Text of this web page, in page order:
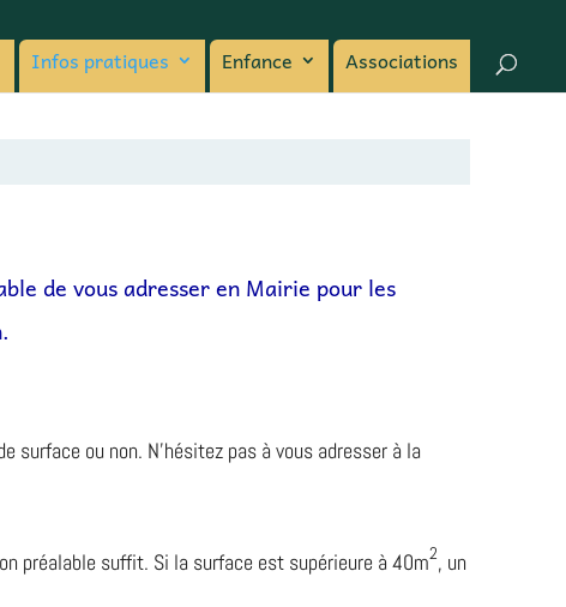
Infos pratiques Enfance Associations
de vous adresser en Mairie pour les
surface ou non. N’hésitez pas à vous adresser à la
préalable suffit. Si la surface est supérieure à 40m2, un